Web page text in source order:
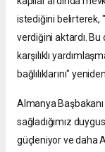
istediğini belirterek,
verdiğini aktardı.
karşılıklı
bağlılıklarını"
Almanya
sağladığımız
güçleniyor ve daha